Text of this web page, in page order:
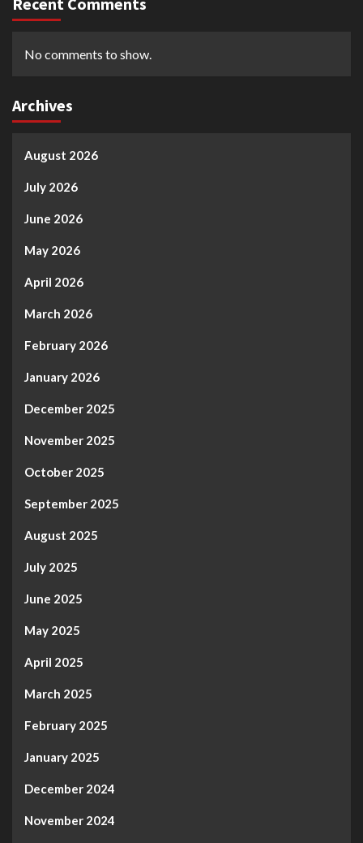
No comments to show.
Archives
August 2026
July 2026
June 2026
May 2026
April 2026
March 2026
February 2026
January 2026
December 2025
November 2025
October 2025
September 2025
August 2025
July 2025
June 2025
May 2025
April 2025
March 2025
February 2025
January 2025
December 2024
November 2024